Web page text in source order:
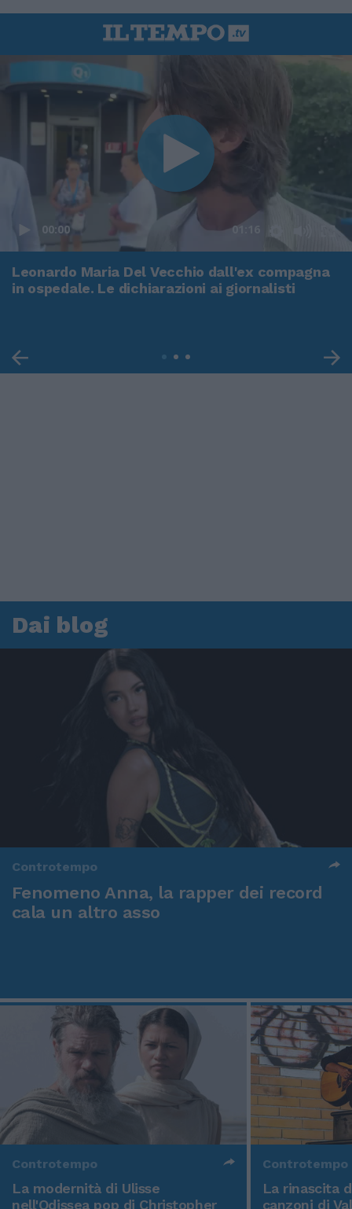
00:00 01:16
Leonardo Maria Del Vecchio dall'ex compagna
in ospedale. Le dichiarazioni ai giornalisti
Dai blog
Controtempo
Fenomeno Anna, la rapper dei record
cala un altro asso
Controtempo
La modernità di Ulisse
nell'Odissea pop di Christopher
Controtempo
La rinascita
canzoni di